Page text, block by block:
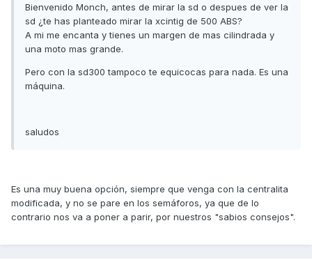
Bienvenido Monch, antes de mirar la sd o despues de ver la
sd ¿te has planteado mirar la xcintig de 500 ABS?
A mi me encanta y tienes un margen de mas cilindrada y
una moto mas grande.
Pero con la sd300 tampoco te equicocas para nada. Es una
máquina.
saludos
Es una muy buena opción, siempre que venga con la centralita
modificada, y no se pare en los semáforos, ya que de lo
contrario nos va a poner a parir, por nuestros "sabios consejos".